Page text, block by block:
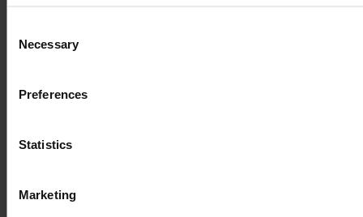
Selection
Necessary
Preferences
Statistics
Marketing
pieselor, inclusiv ale utilajului în acţiune.
Prin rezervarea inspecţiei E-FARM, următorul dvs. utilaj